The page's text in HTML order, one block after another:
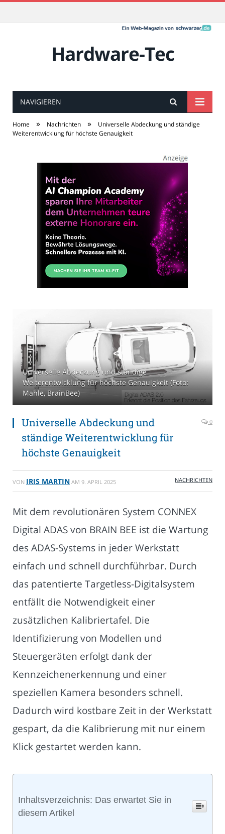
Hardware-Tec
NAVIGIEREN
Home » Nachrichten »
Universelle Abdeckung und ständige
Weiterentwicklung für höchste Genauigkeit
Universelle Abdeckung und ständige
Weiterentwicklung für höchste Genauigkeit (Foto:
Mahle, BrainBee)
Universelle Abdeckung und
ständige Weiterentwicklung für
höchste Genauigkeit
0
VON IRIS MARTIN AM 9. APRIL 2025 NACHRICHTEN
Mit dem revolutionären System CONNEX
Digital ADAS von BRAIN BEE ist die Wartung
des ADAS-Systems in jeder Werkstatt
einfach und schnell durchführbar. Durch
das patentierte Targetless-Digitalsystem
entfällt die Notwendigkeit einer
zusätzlichen Kalibriertafel. Die
Identifizierung von Modellen und
Steuergeräten erfolgt dank der
Kennzeichenerkennung und einer
speziellen Kamera besonders schnell.
Dadurch wird kostbare Zeit in der Werkstatt
gespart, da die Kalibrierung mit nur einem
Klick gestartet werden kann.
Inhaltsverzeichnis: Das erwartet Sie in
diesem Artikel